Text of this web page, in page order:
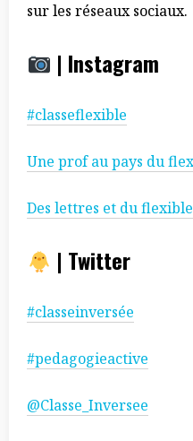
sur les réseaux sociaux.
| Instagram
#classeflexible
Une prof au pays du
Des lettres et du flexible
| Twitter
#classeinversée
#pedagogieactive
@Classe_Inversee